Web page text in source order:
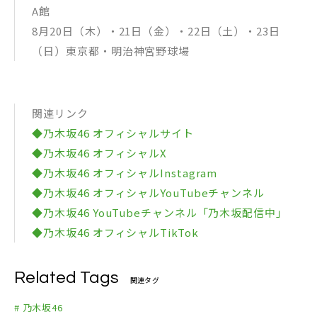
A館
8月20日（木）・21日（金）・22日（土）・23日
（日）東京都・明治神宮野球場
関連リンク
◆乃木坂46 オフィシャルサイト
◆乃木坂46 オフィシャルX
◆乃木坂46 オフィシャルInstagram
◆乃木坂46 オフィシャルYouTubeチャンネル
◆乃木坂46 YouTubeチャンネル「乃木坂配信中」
◆乃木坂46 オフィシャルTikTok
Related Tags 関連タグ
# 乃木坂46